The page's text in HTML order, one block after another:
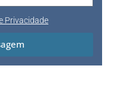
Privacidade